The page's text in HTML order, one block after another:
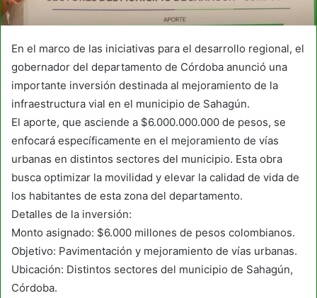
En el marco de las iniciativas para el desarrollo regional, el
gobernador del departamento de Córdoba anunció una
importante inversión destinada al mejoramiento de la
infraestructura vial en el municipio de Sahagún.
El aporte, que asciende a $6.000.000.000 de pesos, se
enfocará específicamente en el mejoramiento de vías
urbanas en distintos sectores del municipio. Esta obra
busca optimizar la movilidad y elevar la calidad de vida de
los habitantes de esta zona del departamento.
Detalles de la inversión:
Monto asignado: $6.000 millones de pesos colombianos.
Objetivo: Pavimentación y mejoramiento de vías urbanas.
Ubicación: Distintos sectores del municipio de Sahagún,
Córdoba.